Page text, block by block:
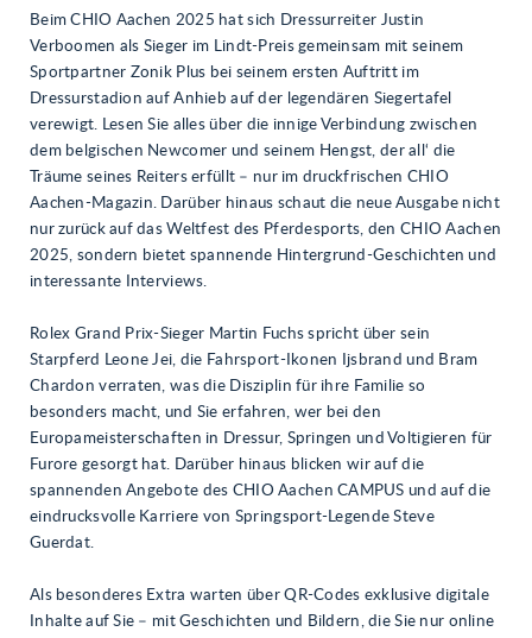
Beim CHIO Aachen 2025 hat sich Dressurreiter Justin
Verboomen als Sieger im Lindt-Preis gemeinsam mit seinem
Sportpartner Zonik Plus bei seinem ersten Auftritt im
Dressurstadion auf Anhieb auf der legendären Siegertafel
verewigt. Lesen Sie alles über die innige Verbindung zwischen
dem belgischen Newcomer und seinem Hengst, der all‘ die
Träume seines Reiters erfüllt – nur im druckfrischen CHIO
Aachen-Magazin. Darüber hinaus schaut die neue Ausgabe nicht
nur zurück auf das Weltfest des Pferdesports, den CHIO Aachen
2025, sondern bietet spannende Hintergrund-Geschichten und
interessante Interviews.
Rolex Grand Prix-Sieger Martin Fuchs spricht über sein
Starpferd Leone Jei, die Fahrsport-Ikonen Ijsbrand und Bram
Chardon verraten, was die Disziplin für ihre Familie so
besonders macht, und Sie erfahren, wer bei den
Europameisterschaften in Dressur, Springen und Voltigieren für
Furore gesorgt hat. Darüber hinaus blicken wir auf die
spannenden Angebote des CHIO Aachen CAMPUS und auf die
eindrucksvolle Karriere von Springsport-Legende Steve
Guerdat.
Als besonderes Extra warten über QR-Codes exklusive digitale
Inhalte auf Sie – mit Geschichten und Bildern, die Sie nur online